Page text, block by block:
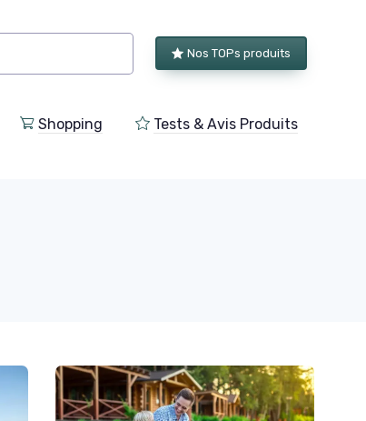
Nos TOPs produits
Shopping Tests & Avis Produits